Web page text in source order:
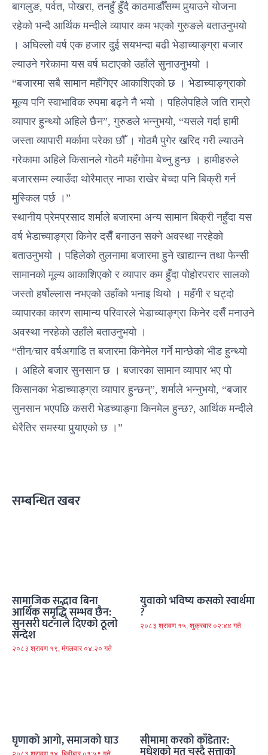
बागलुङ, पर्वत, पोखरा, तनहुँ हुँदै काठमाडौँसम्म पुर्‍याउने योजना
रहेको भन्दै आर्थिक मन्दीले व्यापार कम भएको गुरुङले बताउनुभयो
। अघिल्लो वर्ष एक हजार दुई सयभन्दा बढी भेडाच्याङ्ग्रा बजार
ल्याउने गरेकामा यस वर्ष घटाएको उहाँले सुनाउनुभयो ।
“बजारमा सबै सामान महँगिएर आकाशिएको छ । भेडाच्याङ्ग्राको
मूल्य पनि स्वाभाविक रुपमा बढ्ने नै भयो । पहिलेपहिले जति राम्रो
व्यापार हुन्थ्यो अहिले छैन”, गुरुङले भन्नुभयो, “यसले गर्दा हामी
जस्ता व्यापारी मर्कामा परेका छौँ । गोठमै पुगेर खरिद गरी ल्याउने
गरेकामा अहिले किसानले गोठमै महँगोमा बेच्नु हुन्छ । हामीहरुले
बजारसम्म ल्याउँदा थोरैमात्र नाफा राखेर बेच्दा पनि बिक्री गर्न
मुस्किल पर्छ ।”
स्थानीय प्रेमप्रसाद शर्माले बजारमा अन्य सामान बिक्री नहुँदा यस
वर्ष भेडाच्याङ्ग्रा किनेर दसैँ बनाउन सक्ने अवस्था नरहेको
बताउनुभयो । पहिलेको तुलनामा बजारमा हुने खाद्यान्न तथा फेन्सी
सामानको मूल्य आकाशिएको र व्यापार कम हुँदा पोहोरपरार सालको
जस्तो हर्षोल्लास नभएको उहाँको भनाइ थियो । महँगी र घट्दो
व्यापारका कारण सामान्य परिवारले भेडाच्याङ्ग्रा किनेर दसैँ मनाउने
अवस्था नरहेको उहाँले बताउनुभयो ।
“तीन/चार वर्षअगाडि त बजारमा किनेमेल गर्ने मान्छेको भीड हुन्थ्यो
। अहिले बजार सुनसान छ । बजारका सामान व्यापार भए पो
किसानका भेडाच्याङ्ग्रा व्यापार हुन्छन्”, शर्माले भन्नुभयो, “बजार
सुनसान भएपछि कसरी भेडच्याङ्गा किनमेल हुन्छ?, आर्थिक मन्दीले
धेरैतिर समस्या पुर्‍याएको छ ।”
सम्बन्धित खबर
सामाजिक सद्भाव बिना
आर्थिक समृद्धि सम्भव छैन:
सुनसरी घटनाले दिएको ठूलो
सन्देश
२०८३ श्रावण १९, मंगलवार ०४:२० गते
युवाको भविष्य कसको स्वार्थमा
?
२०८३ श्रावण १५, शुक्रबार ०२:४४ गते
घृणाको आगो, समाजको घाउ सीमामा करको काँडेतार: